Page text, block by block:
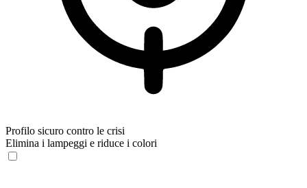
Profilo sicuro contro le crisi
Elimina i lampeggi e riduce i colori